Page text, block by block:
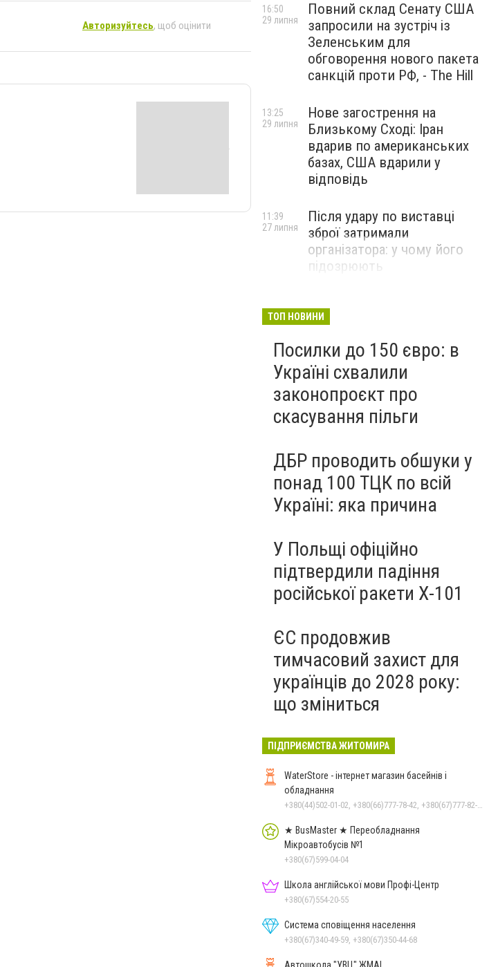
Авторизуйтесь, щоб оцінити
Повний склад Сенату США
запросили на зустріч із
Зеленським для
обговорення нового пакета
санкцій проти РФ, - The Hill
16:50
29 липня
Нове загострення на
Близькому Сході: Іран
вдарив по американських
базах, США вдарили у
відповідь
13:25
29 липня
Після удару по виставці
зброї затримали
організатора: у чому його
підозрюють
11:39
27 липня
ТОП НОВИНИ
Посилки до 150 євро: в
Україні схвалили
законопроєкт про
скасування пільги
ДБР проводить обшуки у
понад 100 ТЦК по всій
Україні: яка причина
У Польщі офіційно
підтвердили падіння
російської ракети Х-101
ЄС продовжив
тимчасовий захист для
українців до 2028 року:
що зміниться
ПІДПРИЄМСТВА ЖИТОМИРА
WaterStore - інтернет магазин басейнів і
обладнання
+380(44)502-01-02, +380(66)777-78-42, +380(67)777-82-19, +380(67)890-80-80, +380(73)890-80-80, +380(44)502-01-03
★ BusMaster ★ Переобладнання
Мікроавтобусів №1
+380(67)599-04-04
Школа англійської мови Профі-Центр
+380(67)554-20-55
Система сповіщення населення
+380(67)340-49-59, +380(67)350-44-68